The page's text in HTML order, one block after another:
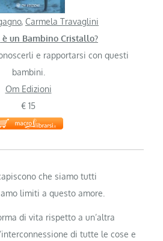
, Carmela Travaglini
è un Bambino Cristallo?
e rapportarsi con questi
bambini.
Om Edizioni
€ 15
che siamo tutti
limiti a questo amore.
di vita rispetto a un’altra
di tutte le cose e